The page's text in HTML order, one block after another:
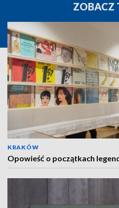
ZOBACZ
KRAKÓW
Opowieść o początkach